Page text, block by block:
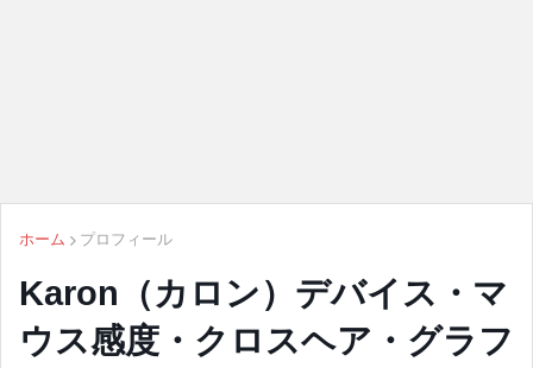
ホーム プロフィール
Karon（カロン）デバイス・マ
ウス感度・クロスヘア・グラフ